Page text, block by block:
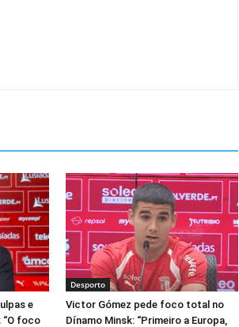
e
foco
Desporto
Victor Gómez pede foco total no
Dínamo Minsk: “Primeiro a Europa,